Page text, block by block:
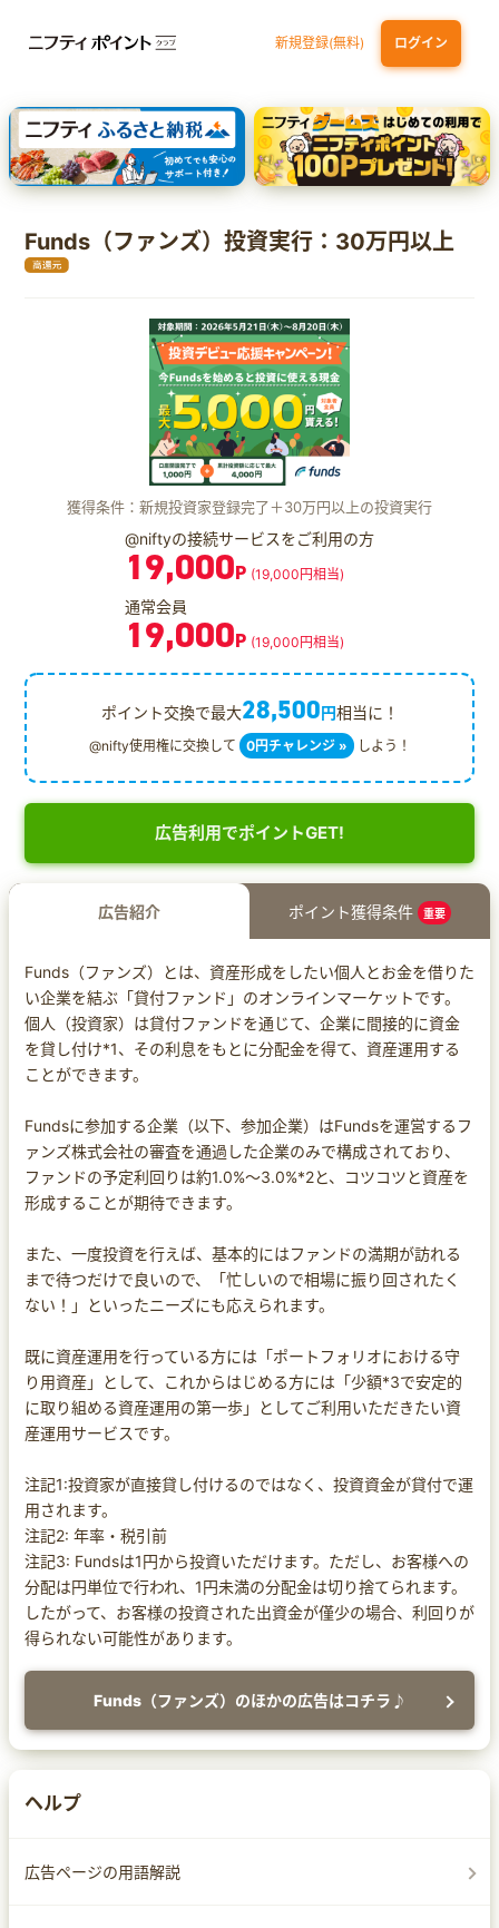
新規登録(無料) ログイン
エポスカード【最短1週間程度付与】
【親権者さまの代理申込専用】三井住友銀行Oliveお子さま用口座
三井住友カード（NL）
Funds（ファンズ）投資実行：30万円以上
獲得条件：新規投資家登録完了＋30万円以上の投資実行
@niftyの接続サービスをご利用の方
19,000P (19,000円相当)
通常会員
19,000P (19,000円相当)
ポイント交換で最大28,500円相当に！
@nifty使用権に交換して 0円チャレンジ » しよう！
広告利用でポイントGET!
広告紹介 ポイント獲得条件 重要
Funds（ファンズ）とは、資産形成をしたい個人とお金を借りた
い企業を結ぶ「貸付ファンド」のオンラインマーケットです。
個人（投資家）は貸付ファンドを通じて、企業に間接的に資金
を貸し付け*1、その利息をもとに分配金を得て、資産運用する
ことができます。
Fundsに参加する企業（以下、参加企業）はFundsを運営するフ
ァンズ株式会社の審査を通過した企業のみで構成されており、
ファンドの予定利回りは約1.0%〜3.0%*2と、コツコツと資産を
形成することが期待できます。
また、一度投資を行えば、基本的にはファンドの満期が訪れる
まで待つだけで良いので、「忙しいので相場に振り回されたく
ない！」といったニーズにも応えられます。
既に資産運用を行っている方には「ポートフォリオにおける守
り用資産」として、これからはじめる方には「少額*3で安定的
に取り組める資産運用の第一歩」としてご利用いただきたい資
産運用サービスです。
注記1:投資家が直接貸し付けるのではなく、投資資金が貸付で運
用されます。
注記2: 年率・税引前
注記3: Fundsは1円から投資いただけます。ただし、お客様への
分配は円単位で行われ、1円未満の分配金は切り捨てられます。
したがって、お客様の投資された出資金が僅少の場合、利回りが
得られない可能性があります。
Funds（ファンズ）のほかの広告はコチラ♪
ヘルプ
広告ページの用語解説